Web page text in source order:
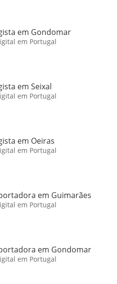
em Gondomar
em Portugal
em Seixal
em Portugal
em Oeiras
em Portugal
em Guimarães
em Portugal
em Gondomar
em Portugal